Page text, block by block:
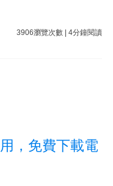
3906瀏覽次數 |4分鐘閱讀
，免費下載電